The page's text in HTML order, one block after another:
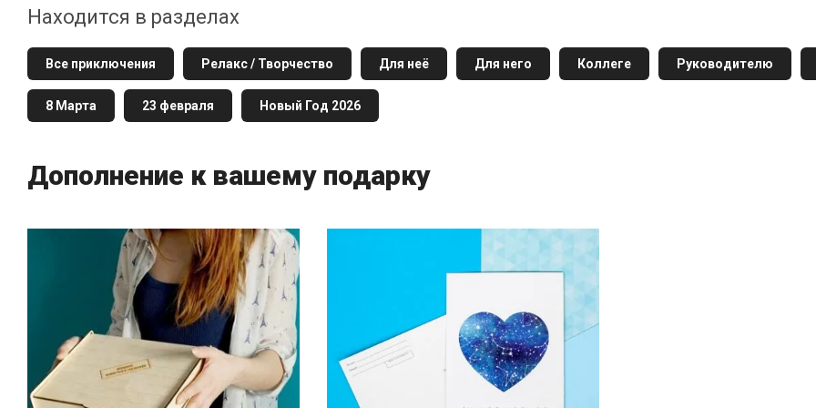
Находится в разделах
Все приключения Релакс / Творчество Для неё Для него Коллеге Руководителю
8 Марта 23 февраля Новый Год 2026
Дополнение к вашему подарку